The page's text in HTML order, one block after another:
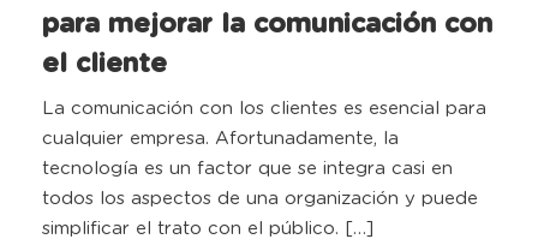
para mejorar la comunicación con
el cliente
La comunicación con los clientes es esencial para
cualquier empresa. Afortunadamente, la
tecnología es un factor que se integra casi en
todos los aspectos de una organización y puede
simplificar el trato con el público. […]